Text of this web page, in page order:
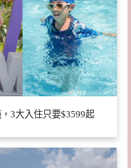
3大入住只要$3599起